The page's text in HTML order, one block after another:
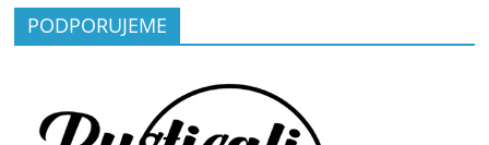
PODPORUJEME